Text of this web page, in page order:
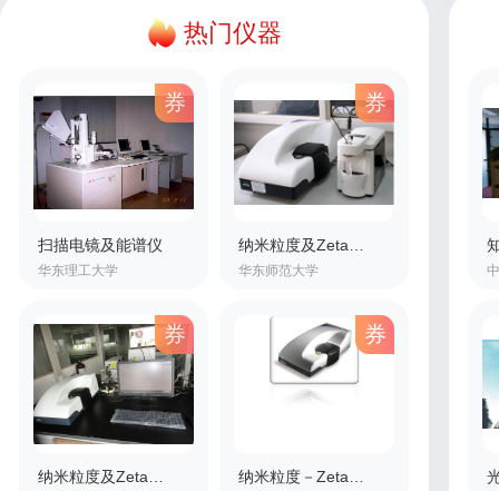
热门仪器
券
扫描电镜及能谱仪
华东理工大学
券
华东师范大学
券 券